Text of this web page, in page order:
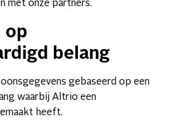
met onze partners.
op
belang
gebaseerd op een
waarbij Altrio een
heeft.